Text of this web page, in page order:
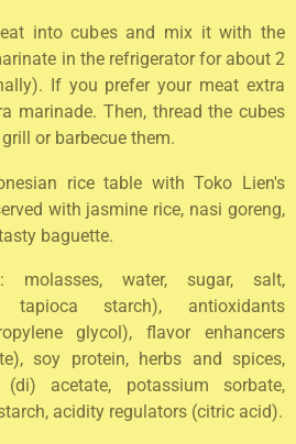
into cubes and mix it with the
in the refrigerator for about 2
If you prefer your meat extra
marinade. Then, thread the cubes
or barbecue them.
rice table with Toko Lien's
with jasmine rice, nasi goreng,
baguette.
molasses, water, sugar, salt,
tapioca starch), antioxidants
glycol), flavor enhancers
soy protein, herbs and spices,
(di) acetate, potassium sorbate,
acidity regulators (citric acid).